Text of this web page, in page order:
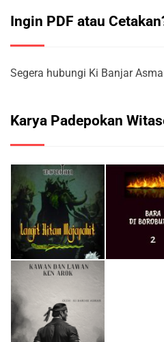
Ingin PDF atau
Segera hubungi Ki Banjar
Karya Padepokan